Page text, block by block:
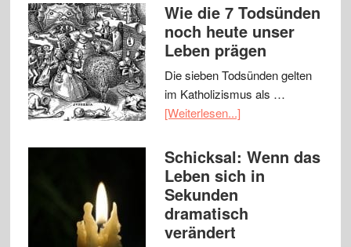
Wie die 7 Todsünden
noch heute unser
Leben prägen
Die sieben Todsünden gelten
im Katholizismus als …
[Weiterlesen...]
Schicksal: Wenn das
Leben sich in
Sekunden
dramatisch
verändert